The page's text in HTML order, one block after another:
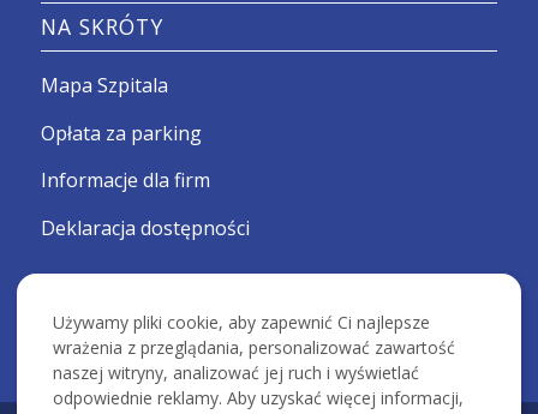
NA SKRÓTY
Mapa Szpitala
Opłata za parking
Informacje dla firm
Deklaracja dostępności
Używamy pliki cookie, aby zapewnić Ci najlepsze
wrażenia z przeglądania, personalizować zawartość
naszej witryny, analizować jej ruch i wyświetlać
odpowiednie reklamy. Aby uzyskać więcej informacji,